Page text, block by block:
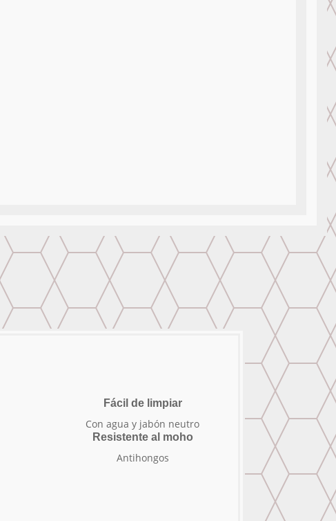
Fácil de limpiar
Con agua y jabón neutro
Resistente al moho
Antihongos